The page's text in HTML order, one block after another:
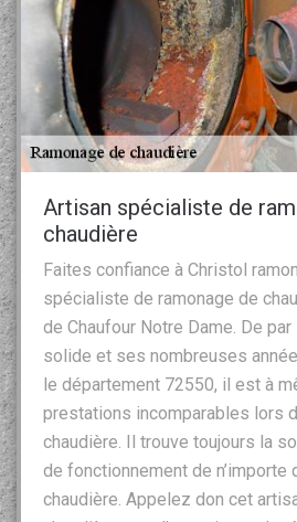
Artisan spécialiste de
chaudière
Faites confiance à Christol
spécialiste de ramonage de
de Chaufour Notre Dame. De
solide et ses nombreuses
le département 72550, il est à
prestations incomparables lors
chaudière. Il trouve toujours la
de fonctionnement de n’importe
chaudière. Appelez don cet